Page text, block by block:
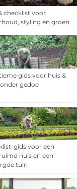
checklist voor
styling en groen
gids voor huis &
gedoe
gids voor een
huis en een
tuin